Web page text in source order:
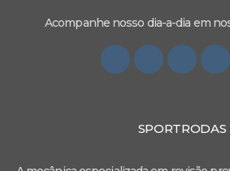
Acompanhe nosso dia-a-dia em
SPORTRODAS